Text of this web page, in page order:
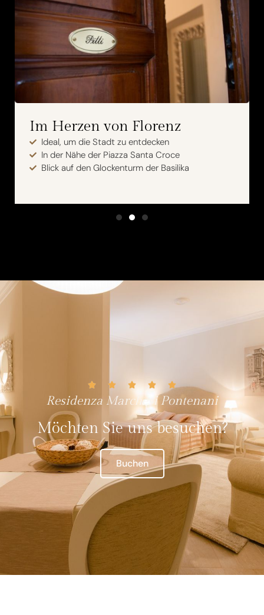
Tradition und Innovation
Sorgfältig renovierte Räume
Historische Umgebung
Gleichgewicht zwischen Vergangenheit und
Residenza Marchesi Pontenani
Möchten Sie uns besuchen?
Buchen